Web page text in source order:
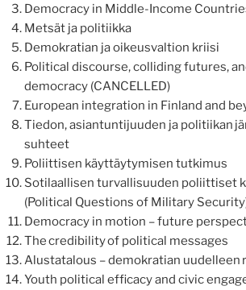
Democracy in Middle-Income
Metsät ja politiikka
Demokratian ja oikeusvaltion kriisi
Political discourse, colliding futures,
democracy (CANCELLED)
European integration in Finland and
Tiedon, asiantuntijuuden ja politiikan
suhteet
Poliittisen käyttäytymisen tutkimus
Sotilaallisen turvallisuuden poliittiset
(Political Questions of Military
Democracy in motion – future
The credibility of political messages
Alustatalous – demokratian uudelleen
Youth political efficacy and civic